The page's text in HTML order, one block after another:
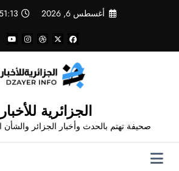
أغسطس 6, 2026 PM
الجزائرية للأخبار
صحيفة تهتم بالحدث وأخبار الجزائر والشأن